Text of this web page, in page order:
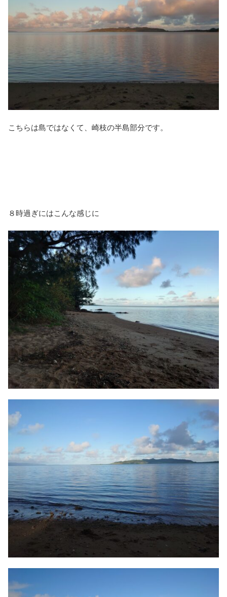
こちらは島ではなくて、崎枝の半島部分です。
８時過ぎにはこんな感じに